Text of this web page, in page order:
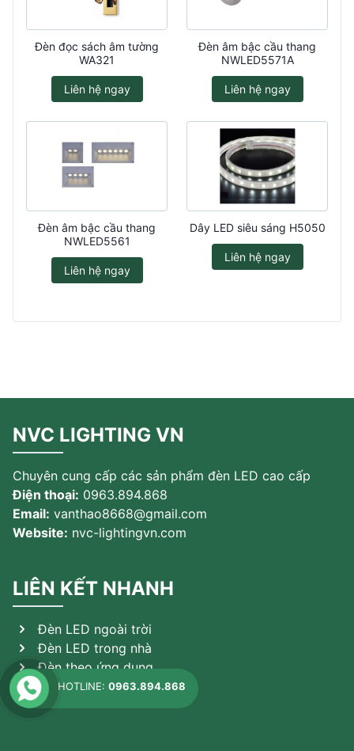
Đèn đọc sách âm tường
WA321
Liên hệ ngay
Đèn âm bậc cầu thang
NWLED5571A
Liên hệ ngay
Đèn âm bậc cầu thang
NWLED5561
Liên hệ ngay
Dây LED siêu sáng H5050
Liên hệ ngay
NVC LIGHTING VN
Chuyên cung cấp các sản phẩm đèn LED cao cấp
Điện thoại: 0963.894.868
Email: vanthao8668@gmail.com
Website: nvc-lightingvn.com
LIÊN KẾT NHANH
Đèn LED ngoài trời
Đèn LED trong nhà
Đèn theo ứng dụng
Sản phẩm khác
HOTLINE:0963.894.868